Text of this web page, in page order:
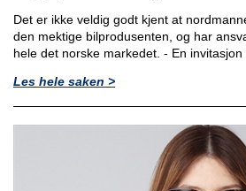
Det er ikke veldig godt kjent at
den mektige bilprodusenten, og har
hele det norske markedet. - En invitasjon
Les hele saken >